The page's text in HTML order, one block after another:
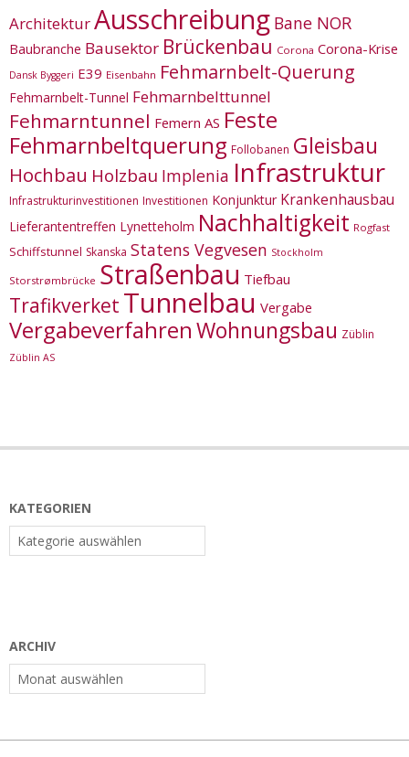
ArchitekturAusschreibung Bane NOR
Baubranche Bausektor Brückenbau Corona Corona-Krise
Dansk Byggeri E39 Eisenbahn Fehmarnbelt-Querung
Fehmarnbelt-Tunnel Fehmarnbelttunnel
Fehmarntunnel Femern AS Feste
Fehmarnbeltquerung Follobanen Gleisbau
Hochbau Holzbau Implenia Infrastruktur
Infrastrukturinvestitionen Investitionen Konjunktur Krankenhausbau
Lieferantentreffen Lynetteholm Nachhaltigkeit Rogfast
Schiffstunnel Skanska Statens Vegvesen Stockholm
Storstrømbrücke Straßenbau Tiefbau
Trafikverket Tunnelbau Vergabe
VergabeverfahrenWohnungsbau Züblin
Züblin AS
KATEGORIEN
Kategorien
ARCHIV
Archiv